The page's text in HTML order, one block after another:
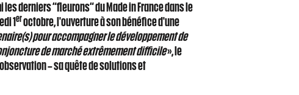
derniers “fleurons“ du Made in France dans le
1eroctobre, l'ouverture à son bénéfice d'une
pour accompagner le développement de
de marché extrêmement difficile», le
– sa quête de solutions et